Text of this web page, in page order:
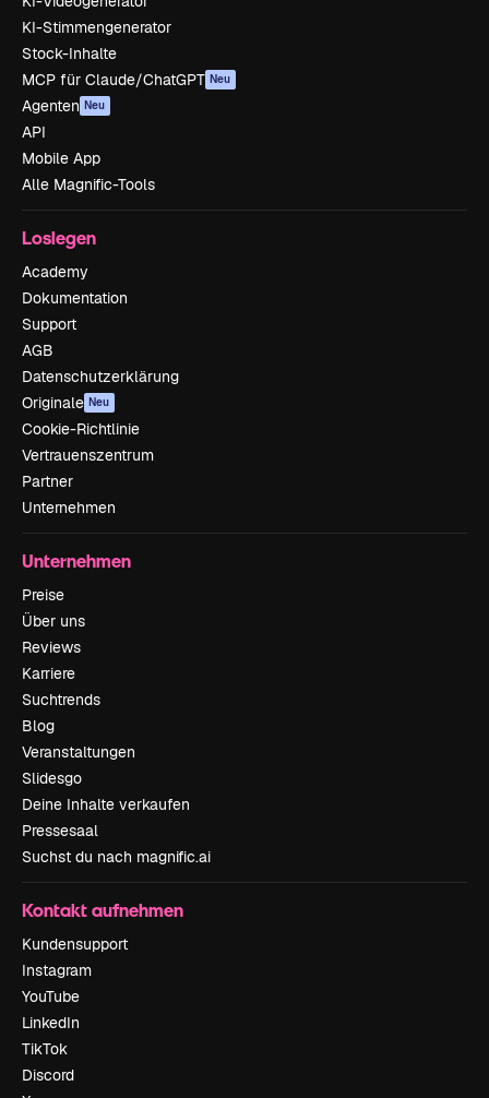
KI-Stimmengenerator
Stock-Inhalte
MCP für Claude/ChatGPT Neu
Agenten Neu
API
Mobile App
Alle Magnific-Tools
Loslegen
Academy
Dokumentation
Support
AGB
Datenschutzerklärung
Originale Neu
Cookie-Richtlinie
Vertrauenszentrum
Partner
Unternehmen
Unternehmen
Preise
Über uns
Reviews
Karriere
Suchtrends
Blog
Veranstaltungen
Slidesgo
Deine Inhalte verkaufen
Pressesaal
Suchst du nach magnific.ai
Kontakt aufnehmen
Kundensupport
Instagram
YouTube
LinkedIn
TikTok
Discord